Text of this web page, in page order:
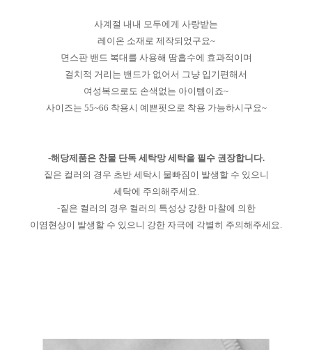
사계절 내내 모두에게 사랑받는
레이온 소재로 제작되었구요~
면스판 밴드 복대를 사용해 땀흡수에 효과적이며
걸치적 거리는 밴드가 없어서 그냥 입기편해서
여성복으로도 손색없는 아이템이죠~
사이즈는 55~66 착용시 예쁜핏으로 착용 가능하시구요~
-해당제품은 찬물 단독 세탁망 세탁을 필수 권장합니다.
짙은 컬러의 경우 초반 세탁시 물빠짐이 발생할 수 있으니
세탁에 주의해주세요.
-짙은 컬러의 경우 컬러의 특성상 강한 마찰에 의한
이염현상이 발생할 수 있으니 강한 자극에 각별히 주의해주세요.